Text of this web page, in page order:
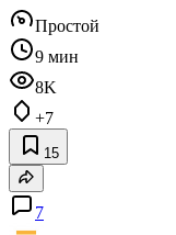
Простой
9 мин
8K
+7
15
7